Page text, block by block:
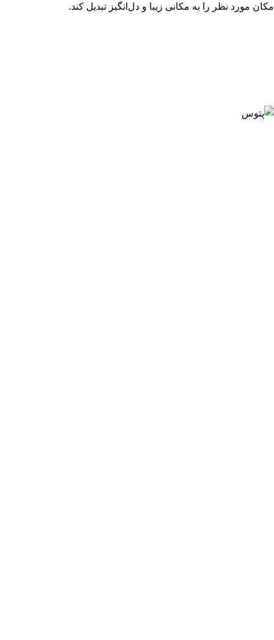
مکان مورد نظر را به مکانی زیبا و دل‌انگیز تبدیل کند.